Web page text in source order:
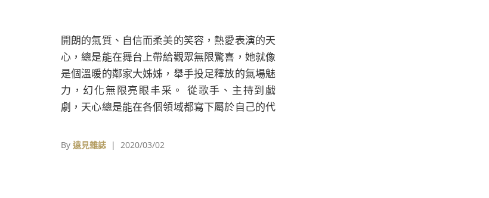
開朗的氣質、自信而柔美的笑容，熱愛表演的天
心，總是能在舞台上帶給觀眾無限驚喜，她就像
是個溫暖的鄰家大姊姊，舉手投足釋放的氣場魅
力，幻化無限亮眼丰采。 從歌手、主持到戲
劇，天心總是能在各個領域都寫下屬於自己的代
她在第46屆金鐘獎上，以《我的完美男人》一片
By 遠見雜誌 | 2020/03/02